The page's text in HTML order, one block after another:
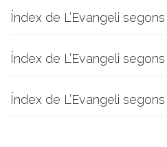
Índex de L’Evangeli
Índex de L’Evangeli
Índex de L’Evangeli